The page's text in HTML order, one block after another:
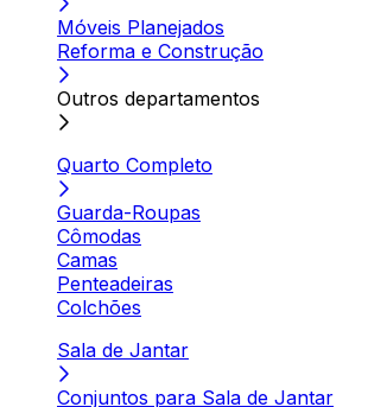
Móveis Planejados
Reforma e Construção
Outros departamentos
Quarto Completo
Guarda-Roupas
Cômodas
Camas
Penteadeiras
Colchões
Sala de Jantar
Conjuntos para Sala de Jantar